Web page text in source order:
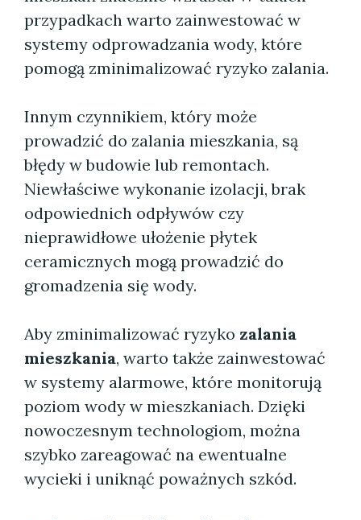
przypadkach warto zainwestować w
systemy odprowadzania wody, które
pomogą zminimalizować ryzyko zalania.
Innym czynnikiem, który może
prowadzić do zalania mieszkania, są
błędy w budowie lub remontach.
Niewłaściwe wykonanie izolacji, brak
odpowiednich odpływów czy
nieprawidłowe ułożenie płytek
ceramicznych mogą prowadzić do
gromadzenia się wody.
Aby zminimalizować ryzyko zalania
mieszkania, warto także zainwestować
w systemy alarmowe, które monitorują
poziom wody w mieszkaniach. Dzięki
nowoczesnym technologiom, można
szybko zareagować na ewentualne
wycieki i uniknąć poważnych szkód.